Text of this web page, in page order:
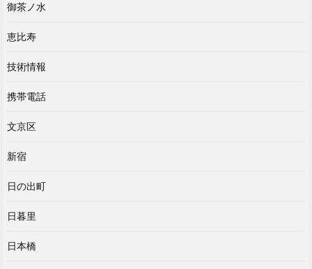
御茶ノ水
恵比寿
技術情報
携帯電話
文京区
新宿
日の出町
日暮里
日本橋